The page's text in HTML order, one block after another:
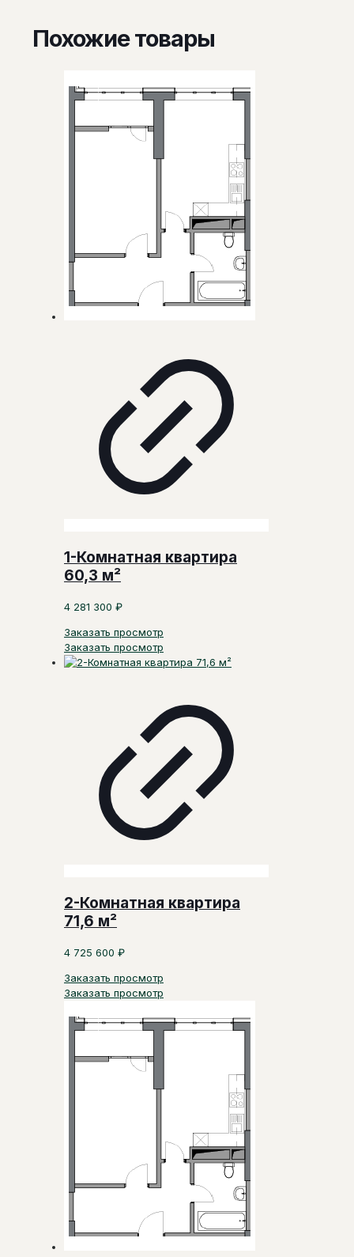
Похожие товары
1-Комнатная квартира
60,3 м²
4 281 300 ₽
Заказать просмотр
Заказать просмотр
2-Комнатная квартира
71,6 м²
4 725 600 ₽
Заказать просмотр
Заказать просмотр